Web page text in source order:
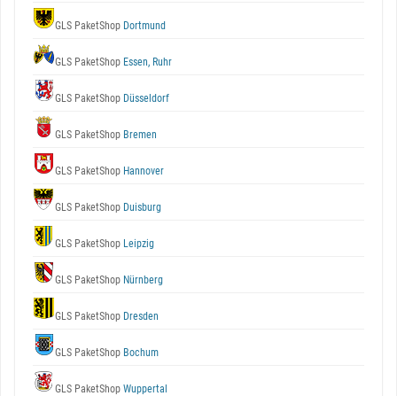
GLS PaketShop Dortmund
GLS PaketShop Essen, Ruhr
GLS PaketShop Düsseldorf
GLS PaketShop Bremen
GLS PaketShop Hannover
GLS PaketShop Duisburg
GLS PaketShop Leipzig
GLS PaketShop Nürnberg
GLS PaketShop Dresden
GLS PaketShop Bochum
GLS PaketShop Wuppertal